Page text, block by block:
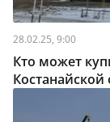
28.02.25, 9:00
Кто может
Костанайской